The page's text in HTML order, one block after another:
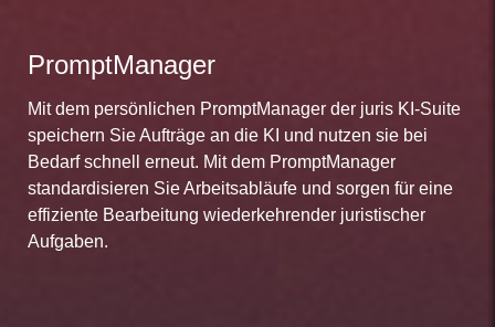
PromptManager
Mit dem persönlichen PromptManager der juris KI-Suite
speichern Sie Aufträge an die KI und nutzen sie bei
Bedarf schnell erneut. Mit dem PromptManager
standardisieren Sie Arbeitsabläufe und sorgen für eine
effiziente Bearbeitung wiederkehrender juristischer
Aufgaben.